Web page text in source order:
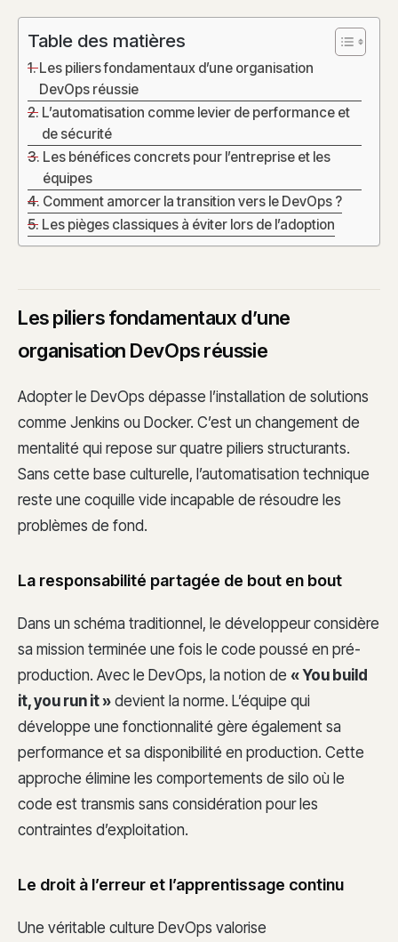
Table des matières
Les piliers fondamentaux d’une organisation
DevOps réussie
L’automatisation comme levier de performance et
de sécurité
Les bénéfices concrets pour l’entreprise et les
équipes
Comment amorcer la transition vers le DevOps ?
Les pièges classiques à éviter lors de l’adoption
Les piliers fondamentaux d’une
organisation DevOps réussie
Adopter le DevOps dépasse l’installation de solutions
comme Jenkins ou Docker. C’est un changement de
mentalité qui repose sur quatre piliers structurants.
Sans cette base culturelle, l’automatisation technique
reste une coquille vide incapable de résoudre les
problèmes de fond.
La responsabilité partagée de bout en bout
Dans un schéma traditionnel, le développeur considère
sa mission terminée une fois le code poussé en pré-
production. Avec le DevOps, la notion de « You build
it, you run it » devient la norme. L’équipe qui
développe une fonctionnalité gère également sa
performance et sa disponibilité en production. Cette
approche élimine les comportements de silo où le
code est transmis sans considération pour les
contraintes d’exploitation.
Le droit à l’erreur et l’apprentissage continu
Une véritable culture DevOps valorise